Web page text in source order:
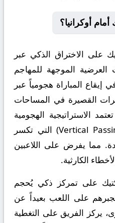
أوكرانيا؟
على الاختراق الذكي عبر
الموجهة للمهاجم
إيقاع المباراة هجومياً عبر
القصيرة في المساحات
الاستراتيجية الهجومية
على التمريرات القاتلة (Vertical Passing) التي تكسر
مما يفرض على اللاعبين
الكارثية.
على تمركز ذكي يُحجم
على اللعب بعيداً عن
يركز الفريق على التغطية